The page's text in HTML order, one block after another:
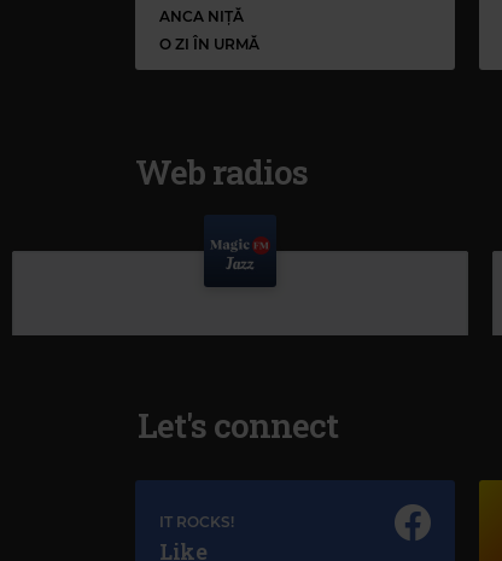
ANCA NIȚĂ
O ZI ÎN URMĂ
Web radios
Let's connect
IT ROCKS!
Like